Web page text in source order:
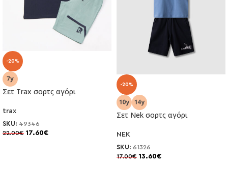
-20%
Σετ Trax σορτς αγόρι
trax
SKU: 49346
22.00€ 17.60€
-20%
Σετ Nek σορτς αγόρι
NEK
SKU: 61326
17.00€ 13.60€